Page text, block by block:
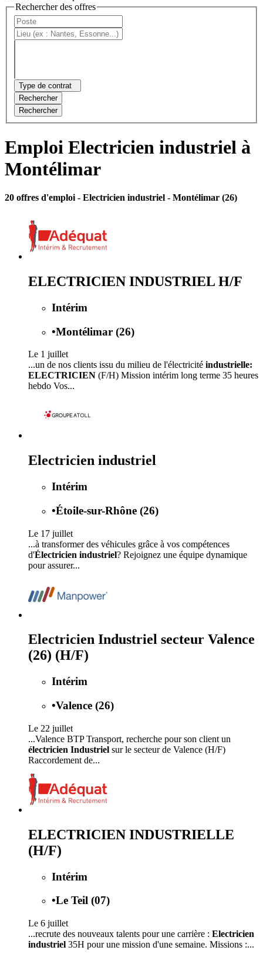
Rechercher des offres
Type de contrat
Rechercher
Rechercher
Emploi Electricien industriel à
Montélimar
20 offres d'emploi - Electricien industriel - Montélimar (26)
ELECTRICIEN INDUSTRIEL H/F
Intérim
•Montélimar (26)
Le 1 juillet
...un de nos clients issu du milieu de l'électricité industrielle:
ELECTRICIEN (F/H) Mission intérim long terme 35 heures
hebdo Vos...
Electricien industriel
Intérim
•Étoile-sur-Rhône (26)
Le 17 juillet
...à transformer des véhicules grâce à vos compétences
d'Électricien industriel? Rejoignez une équipe dynamique
pour assurer...
Electricien Industriel secteur Valence
(26) (H/F)
Intérim
•Valence (26)
Le 22 juillet
...Valence BTP Transport, recherche pour son client un
électricien Industriel sur le secteur de Valence (H/F)
Raccordement de...
ELECTRICIEN INDUSTRIELLE
(H/F)
Intérim
•Le Teil (07)
Le 6 juillet
...recrute des nouveaux talents pour une carrière : Electricien
industriel 35H pour une mission d'une semaine. Missions :...